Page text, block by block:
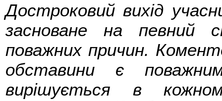
Достроковий вихід
засноване на певний
поважних причин.
обставини є
вирішується в